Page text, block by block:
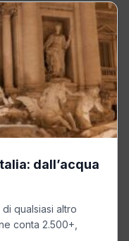
dall’acqua
di qualsiasi altro
conta 2.500+,